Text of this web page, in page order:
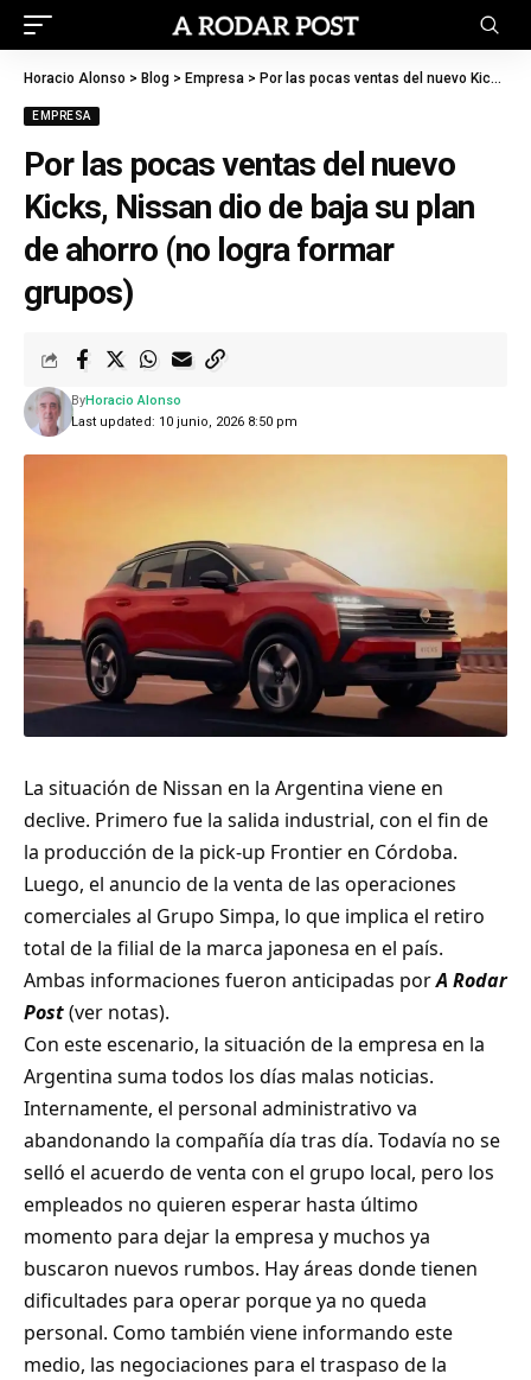
Horacio Alonso > Blog > Empresa > Por las pocas ventas del nuevo Kicks, Nissan dio de baja su plan de ahorro (no logra formar grupos)
EMPRESA
Por las pocas ventas del nuevo
Kicks, Nissan dio de baja su plan
de ahorro (no logra formar
grupos)
Last updated: 10 junio, 2026 8:50 pm
ByHoracio Alonso
La situación de Nissan en la Argentina viene en
declive. Primero fue la salida industrial, con el fin de
la producción de la pick-up Frontier en Córdoba.
Luego, el anuncio de la venta de las operaciones
comerciales al Grupo Simpa, lo que implica el retiro
total de la filial de la marca japonesa en el país.
Ambas informaciones fueron anticipadas porA Rodar
Post(ver notas).
Con este escenario, la situación de la empresa en la
Argentina suma todos los días malas noticias.
Internamente, el personal administrativo va
abandonando la compañía día tras día. Todavía no se
selló el acuerdo de venta con el grupo local, pero los
empleados no quieren esperar hasta último
momento para dejar la empresa y muchos ya
buscaron nuevos rumbos. Hay áreas donde tienen
dificultades para operar porque ya no queda
personal. Como también viene informando este
medio, las negociaciones para el traspaso de la